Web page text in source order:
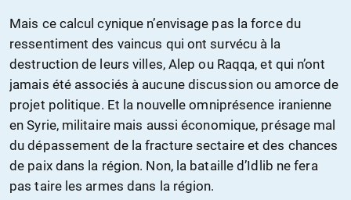
Mais ce calcul cynique n’envisage pas la force du
ressentiment des vaincus qui ont survécu à la
destruction de leurs villes, Alep ou Raqqa, et qui n’ont
jamais été associés à aucune discussion ou amorce de
projet politique. Et la nouvelle omniprésence iranienne
en Syrie, militaire mais aussi économique, présage mal
du dépassement de la fracture sectaire et des chances
de paix dans la région. Non, la bataille d’Idlib ne fera
pas taire les armes dans la région.